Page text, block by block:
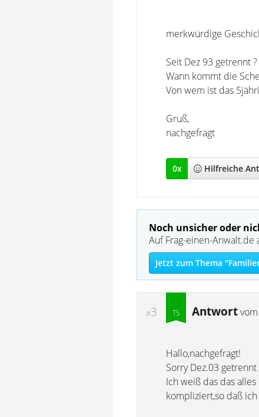
merkwürdige
Seit Dez 93 getrennt ?
Wann kommt die
Von wem ist das
Gruß,
nachgefragt
0x Hilfreiche
Noch unsicher oder
Auf Frag-einen-
Jetzt zum Thema
#3 Antwortvom
Hallo,nachgefragt!
Sorry Dez.03
Ich weiß das das
kompliziert,so daß